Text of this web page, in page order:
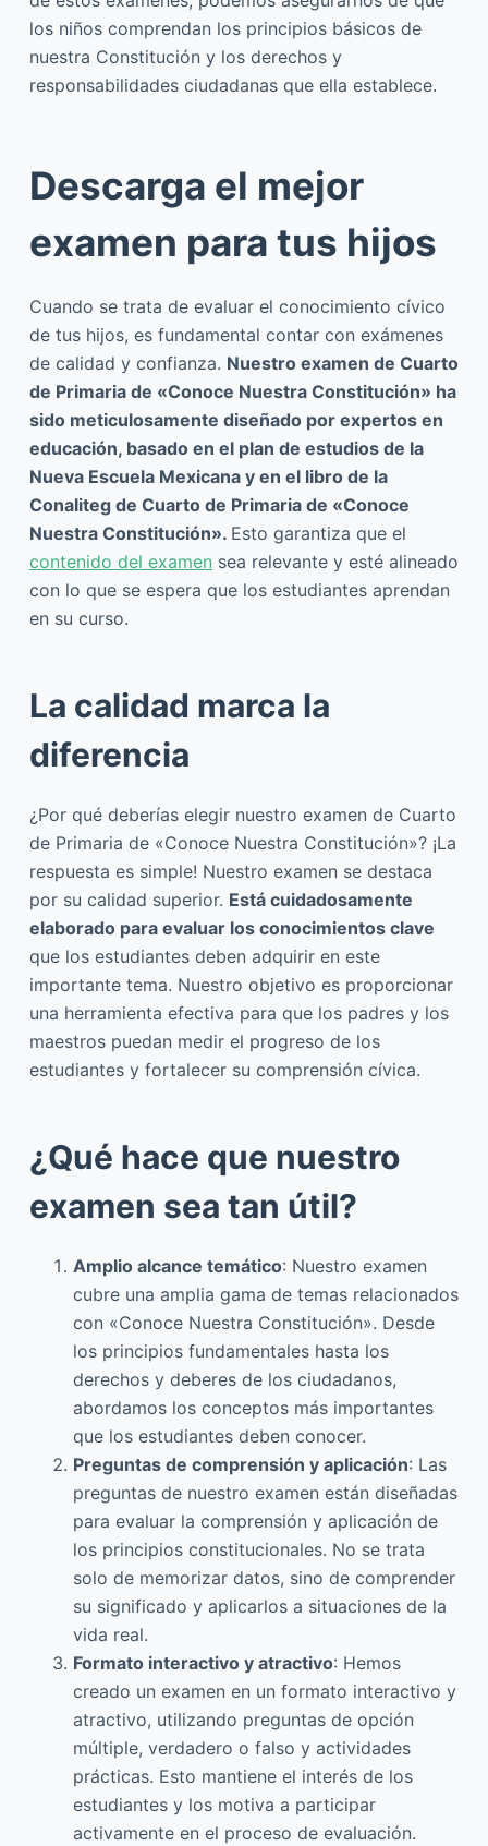
los niños comprendan los principios básicos de
nuestra Constitución y los derechos y
responsabilidades ciudadanas que ella establece.
Descarga el mejor
examen para tus hijos
Cuando se trata de evaluar el conocimiento cívico
de tus hijos, es fundamental contar con exámenes
de calidad y confianza. Nuestro examen de Cuarto
de Primaria de «Conoce Nuestra Constitución» ha
sido meticulosamente diseñado por expertos en
educación, basado en el plan de estudios de la
Nueva Escuela Mexicana y en el libro de la
Conaliteg de Cuarto de Primaria de «Conoce
Nuestra Constitución». Esto garantiza que el
contenido del examensea relevante y esté alineado
con lo que se espera que los estudiantes aprendan
en su curso.
La calidad marca la
diferencia
¿Por qué deberías elegir nuestro examen de Cuarto
de Primaria de «Conoce Nuestra Constitución»? ¡La
respuesta es simple! Nuestro examen se destaca
por su calidad superior. Está cuidadosamente
elaborado para evaluar los conocimientos clave
que los estudiantes deben adquirir en este
importante tema. Nuestro objetivo es proporcionar
una herramienta efectiva para que los padres y los
maestros puedan medir el progreso de los
estudiantes y fortalecer su comprensión cívica.
¿Qué hace que nuestro
examen sea tan útil?
Amplio alcance temático: Nuestro examen
cubre una amplia gama de temas relacionados
con «Conoce Nuestra Constitución». Desde
los principios fundamentales hasta los
derechos y deberes de los ciudadanos,
abordamos los conceptos más importantes
que los estudiantes deben conocer.
Preguntas de comprensión y aplicación: Las
preguntas de nuestro examen están diseñadas
para evaluar la comprensión y aplicación de
los principios constitucionales. No se trata
solo de memorizar datos, sino de comprender
su significado y aplicarlos a situaciones de la
vida real.
Formato interactivo y atractivo: Hemos
creado un examen en un formato interactivo y
atractivo, utilizando preguntas de opción
múltiple, verdadero o falso y actividades
prácticas. Esto mantiene el interés de los
estudiantes y los motiva a participar
activamente en el proceso de evaluación.